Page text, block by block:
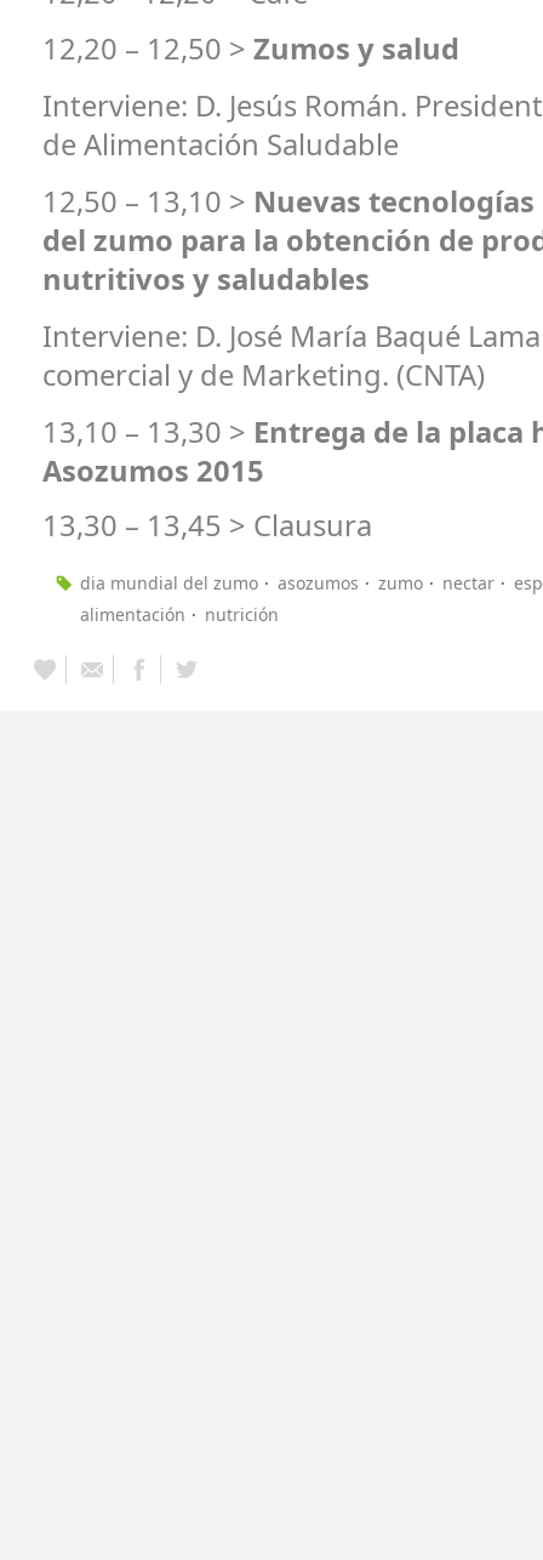
12,20 – 12,50 > Zumos y salud
Interviene: D. Jesús Román.
de Alimentación Saludable
12,50 – 13,10 > Nuevas
del zumo para la obtención de
nutritivos y saludables
Interviene: D. José María Baqué
comercial y de Marketing. (CNTA)
13,10 – 13,30 > Entrega de la placa
Asozumos 2015
13,30 – 13,45 > Clausura
dia mundial del zumo asozumos zumo nectar
alimentación
nutrición